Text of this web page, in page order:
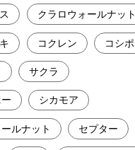
クラロウォールナット
コクレン コシポ
サクラ
シカモア
ルナット セプター